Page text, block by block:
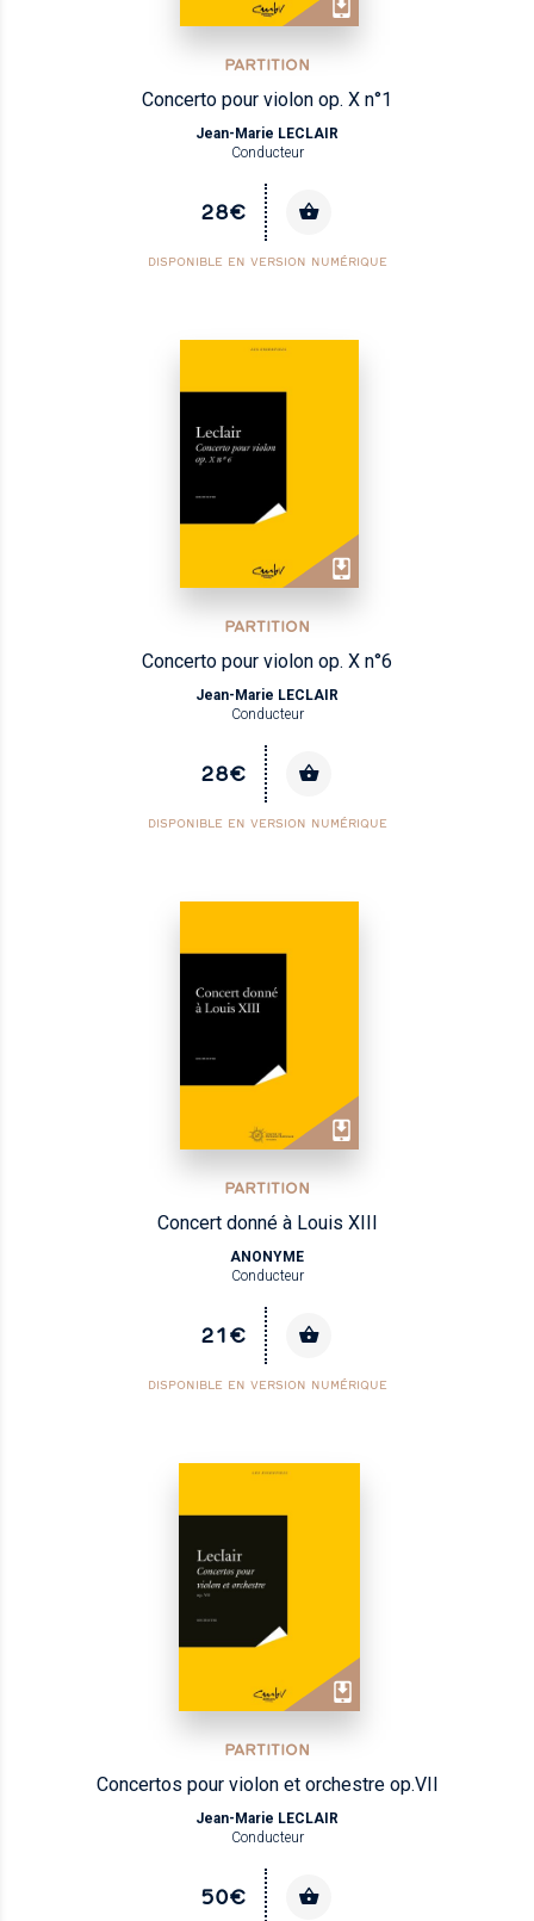
PARTITION
Concerto pour violon op. X n°1
Jean-Marie LECLAIR
Conducteur
28€
DISPONIBLE EN VERSION NUMÉRIQUE
PARTITION
Concerto pour violon op. X n°6
Jean-Marie LECLAIR
Conducteur
28€
DISPONIBLE EN VERSION NUMÉRIQUE
PARTITION
Concert donné à Louis XIII
ANONYME
Conducteur
21€
DISPONIBLE EN VERSION NUMÉRIQUE
PARTITION
Concertos pour violon et orchestre op.VII
Jean-Marie LECLAIR
Conducteur
50€